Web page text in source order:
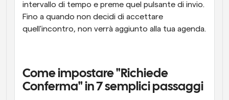
intervallo di tempo e preme quel pulsante di invio.
Fino a quando non decidi di accettare
quell'incontro, non verrà aggiunto alla tua agenda.
Come impostare "Richiede
Conferma" in 7 semplici passaggi